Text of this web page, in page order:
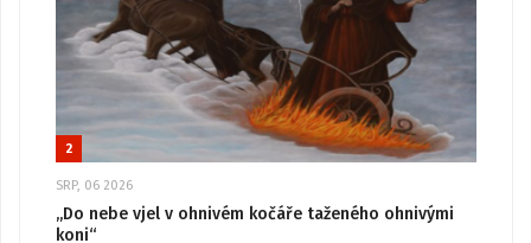
2
SRP, 06 2026
„Do nebe vjel v ohnivém kočáře taženého ohnivými
koni“